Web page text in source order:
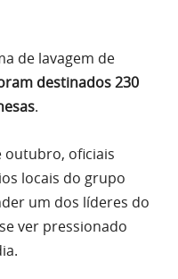
de lavagem de
destinados 230
.
outubro, oficiais
locais do grupo
um dos líderes do
ver pressionado